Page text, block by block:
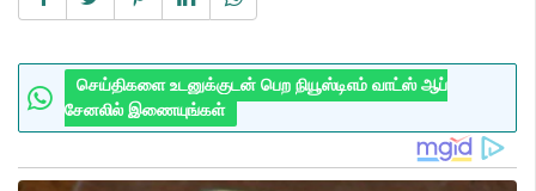
செய்திகளை உடனுக்குடன் பெற நியூஸ்டிஎம் வாட்ஸ் ஆப்
சேனலில் இணையுங்கள்